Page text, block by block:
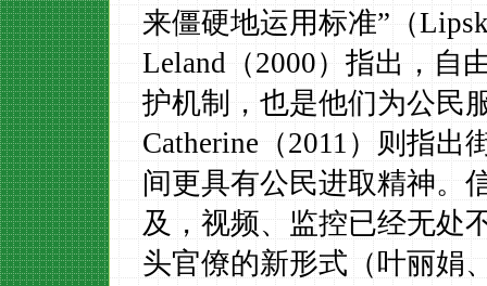
来僵硬地运用标准”（
Leland（2000）指出，自
护机制，也是他们为公民
Catherine（2011）则指出
间更具有公民进取精神。
及，视频、监控已经无处
头官僚的新形式（叶丽娟